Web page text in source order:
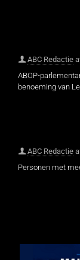
ABC Redactie
ABOP-
benoeming van
ABC Redactie
Personen met